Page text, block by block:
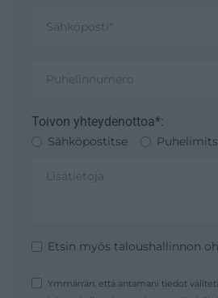
Toivon yhteydenottoa*:
Sähköpostitse
Etsin myös taloushallinnon
Ymmärrän, että antamani tiedot